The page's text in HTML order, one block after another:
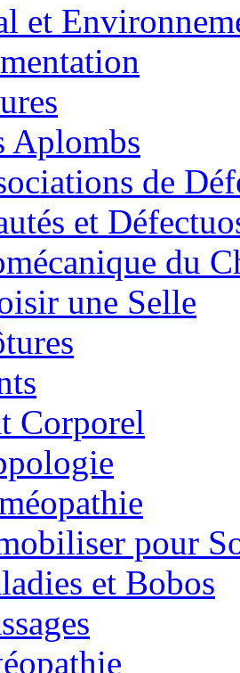
et
Aplombs
de
et
du
une Selle
Corporel
pour
et Bobos